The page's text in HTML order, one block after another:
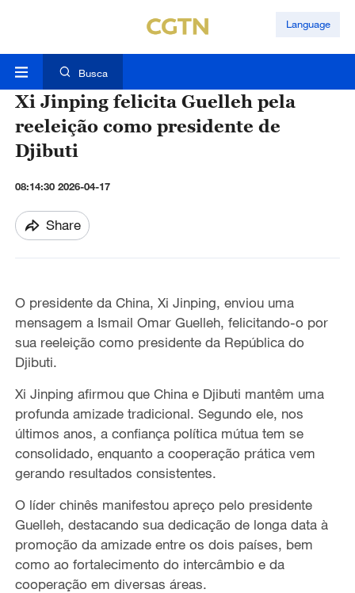
Language
Busca
Xi Jinping felicita Guelleh pela
reeleição como presidente de
Djibuti
08:14:30 2026-04-17
Share
O presidente da China, Xi Jinping, enviou uma
mensagem a Ismail Omar Guelleh, felicitando-o por
sua reeleição como presidente da República do
Djibuti.
Xi Jinping afirmou que China e Djibuti mantêm uma
profunda amizade tradicional. Segundo ele, nos
últimos anos, a confiança política mútua tem se
consolidado, enquanto a cooperação prática vem
gerando resultados consistentes.
O líder chinês manifestou apreço pelo presidente
Guelleh, destacando sua dedicação de longa data à
promoção da amizade entre os dois países, bem
como ao fortalecimento do intercâmbio e da
cooperação em diversas áreas.